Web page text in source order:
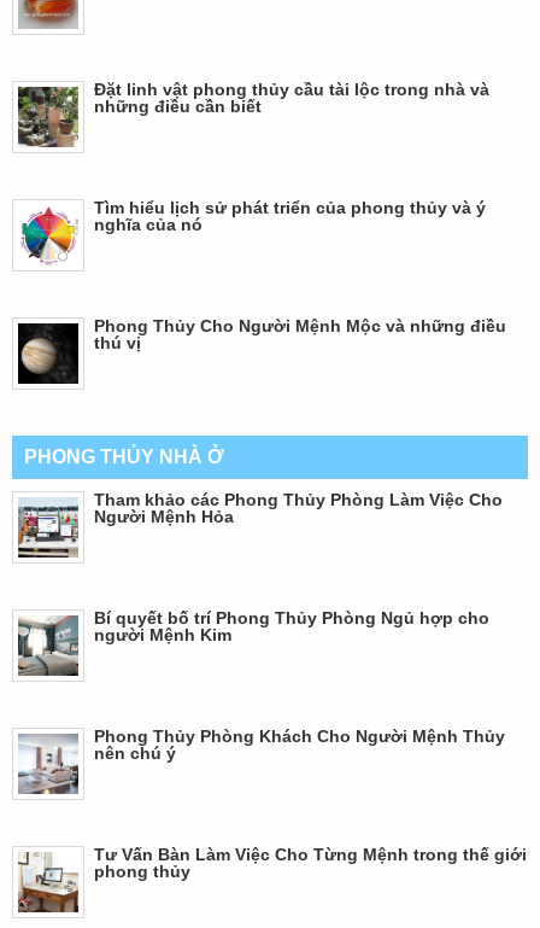
Đặt linh vật phong thủy cầu tài lộc trong nhà và
những điều cần biết
Tìm hiểu lịch sử phát triển của phong thủy và ý
nghĩa của nó
Phong Thủy Cho Người Mệnh Mộc và những điều
thú vị
PHONG THỦY NHÀ Ở
Tham khảo các Phong Thủy Phòng Làm Việc Cho
Người Mệnh Hỏa
Bí quyết bố trí Phong Thủy Phòng Ngủ hợp cho
người Mệnh Kim
Phong Thủy Phòng Khách Cho Người Mệnh Thủy
nên chú ý
Tư Vấn Bàn Làm Việc Cho Từng Mệnh trong thế giới
phong thủy